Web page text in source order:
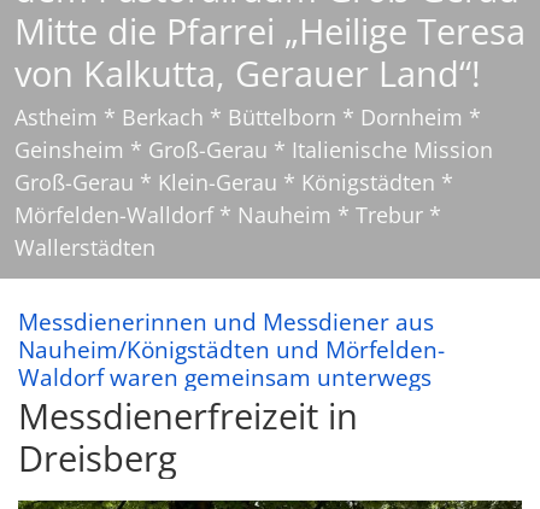
Messdienerinnen und Messdiener aus
Nauheim/Königstädten und Mörfelden-
Waldorf waren gemeinsam unterwegs:
Messdienerfreizeit in
Dreisberg